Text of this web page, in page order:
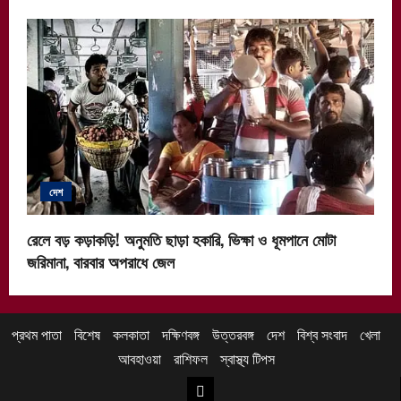
দেশ
রেলে বড় কড়াকড়ি! অনুমতি ছাড়া হকারি, ভিক্ষা ও ধূমপানে মোটা
জরিমানা, বারবার অপরাধে জেল
প্রথম পাতা বিশেষ কলকাতা দক্ষিণবঙ্গ উত্তরবঙ্গ দেশ বিশ্ব সংবাদ খেলা
আবহাওয়া
রাশিফল স্বাস্থ্য টিপস
উত্তরবঙ্গ